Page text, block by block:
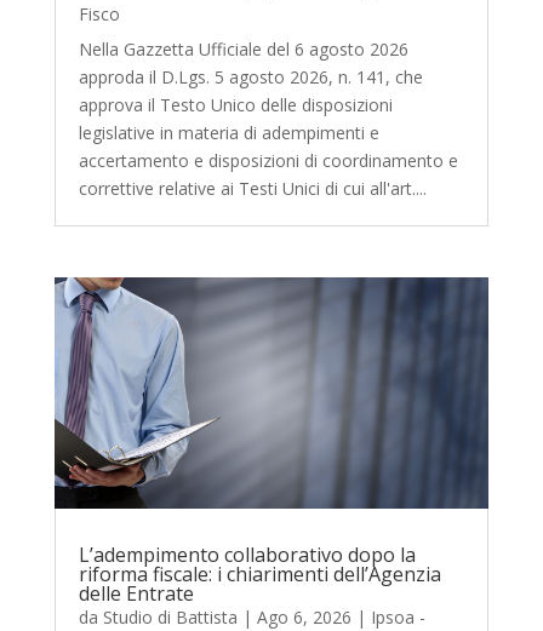
Fisco
Nella Gazzetta Ufficiale del 6 agosto 2026
approda il D.Lgs. 5 agosto 2026, n. 141, che
approva il Testo Unico delle disposizioni
legislative in materia di adempimenti e
accertamento e disposizioni di coordinamento e
correttive relative ai Testi Unici di cui all'art....
L’adempimento collaborativo dopo la
riforma fiscale: i chiarimenti dell’Agenzia
delle Entrate
da Studio di Battista | Ago 6, 2026 | Ipsoa -